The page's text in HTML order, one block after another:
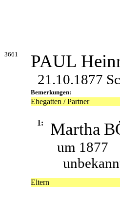
3661 PAUL
21.10.1877
Bemerkungen:
Ehegatten / Partner
1: Martha
um 1877
Eltern